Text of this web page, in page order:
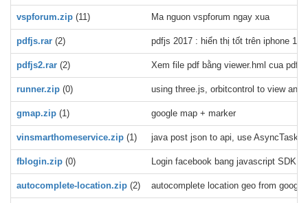
vspforum.zip (11) Ma nguon vspforum ngay xua
pdfjs.rar (2) pdfjs 2017 : hiển thị tốt trên iphone
pdfjs2.rar (2) Xem file pdf bằng viewer.hml cua
runner.zip (0) using three.js, orbitcontrol to view an
gmap.zip (1) google map + marker
vinsmarthomeservice.zip (1) java post json to api, use AsyncTask,
fblogin.zip (0) Login facebook bang javascript SDK
autocomplete-location.zip (2) autocomplete location geo from